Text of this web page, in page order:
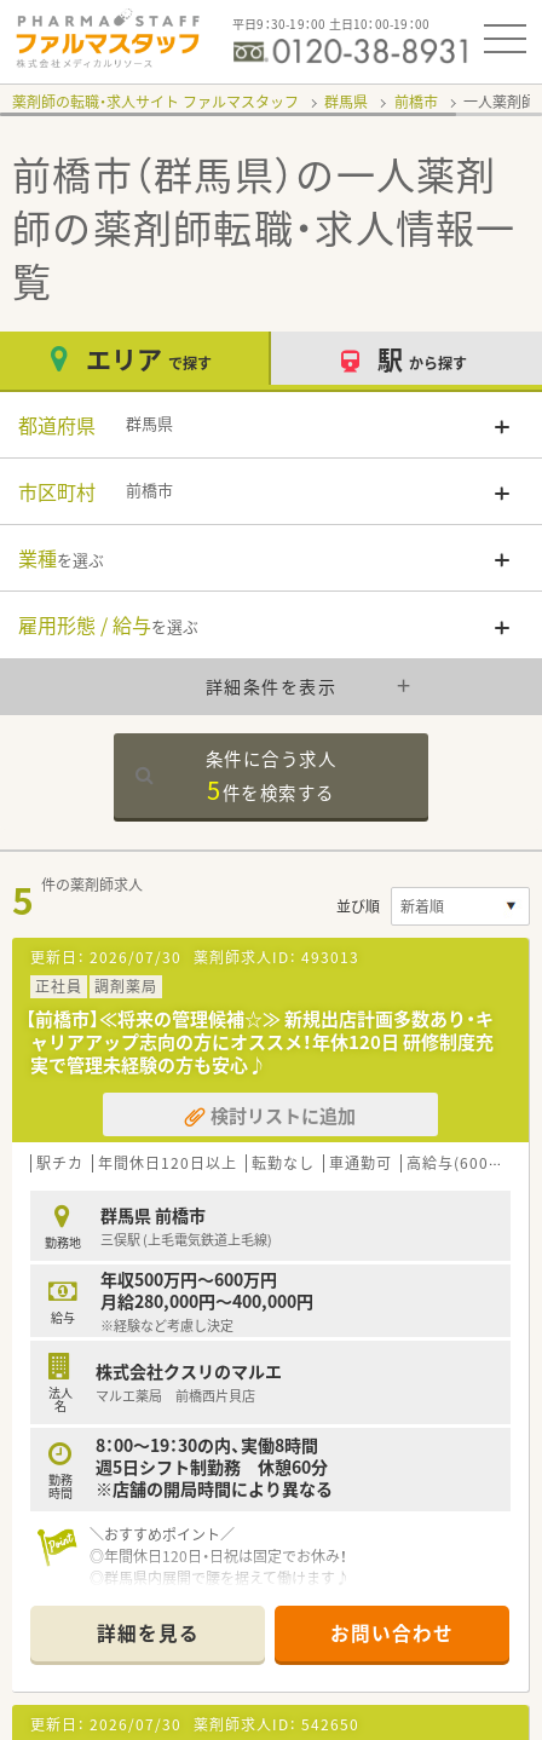
平日9：30-19：00 土日10：00-19：00
薬剤師の転職・求人サイト ファルマスタッフ 群馬県 前橋市 一人薬剤師
前橋市（群馬県）の一人薬剤
師の薬剤師転職・求人情報一
覧
エリア で探す 駅 から探す
都道府県 群馬県
市区町村 前橋市
業種を選ぶ
雇用形態 / 給与を選ぶ
詳細条件を表示
条件に合う求人
5件を検索する
5 件の薬剤師求人
並び順
更新日： 2026/07/30 薬剤師求人ID： 493013
正社員
調剤薬局
【前橋市】≪将来の管理候補☆≫ 新規出店計画多数あり・キ
ャリアアップ志向の方にオススメ！年休120日 研修制度充
実で管理未経験の方も安心♪
検討リストに追加
駅チカ 年間休日120日以上 転勤なし 車通勤可 高給与(600万円以上)
勤務地
群馬県 前橋市
三俣駅 (上毛電気鉄道上毛線)
給与
年収500万円～600万円
月給280,000円～400,000円
※経験など考慮し決定
法人
名
株式会社クスリのマルエ
マルエ薬局 前橋西片貝店
勤務
時間
8：00～19：30の内、実働8時間
週5日シフト制勤務 休憩60分
※店舗の開局時間により異なる
＼おすすめポイント／
◎年間休日120日・日祝は固定でお休み！
◎群馬県内展開で腰を据えて働けます♪
◎店舗拡大のための増員募集♪
◎大手DGSの傘下で安定経営！
◎管理薬剤師経験のない方でも安心な研修制度あり！
◎入社後は勤務薬剤師として就業いただくため、
将来的に管理薬剤師を目指したい方歓迎！！
詳細を見る お問い合わせ
更新日： 2026/07/30 薬剤師求人ID： 542650